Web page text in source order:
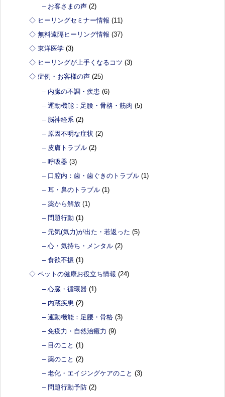
– お客さまの声 (2)
◇ ヒーリングセミナー情報 (11)
◇ 無料遠隔ヒーリング情報 (37)
◇ 東洋医学 (3)
◇ ヒーリングが上手くなるコツ (3)
◇ 症例・お客様の声 (25)
– 内臓の不調・疾患 (6)
– 運動機能：足腰・骨格・筋肉 (5)
– 脳神経系 (2)
– 原因不明な症状 (2)
– 皮膚トラブル (2)
– 呼吸器 (3)
– 口腔内：歯・歯ぐきのトラブル (1)
– 耳・鼻のトラブル (1)
– 薬から解放 (1)
– 問題行動 (1)
– 元気(気力)が出た・若返った (5)
– 心・気持ち・メンタル (2)
– 食欲不振 (1)
◇ ペットの健康お役立ち情報 (24)
– 心臓・循環器 (1)
– 内蔵疾患 (2)
– 運動機能：足腰・骨格 (3)
– 免疫力・自然治癒力 (9)
– 目のこと (1)
– 薬のこと (2)
– 老化・エイジングケアのこと (3)
– 問題行動予防 (2)